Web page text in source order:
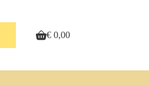
Winkelwagen
€0,00